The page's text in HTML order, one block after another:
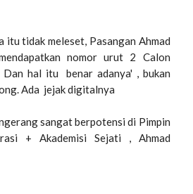
itu tidak meleset, Pasangan Ahmad
nomor urut 2 Calon
Dan hal itu benar adanya' , bukan
Ada jejak digitalnya
sangat berpotensi di Pimpin
+ Akademisi Sejati , Ahmad